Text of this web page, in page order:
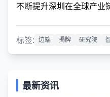
不断提升深圳在全球产业
标签: 边端 揭牌 研究院
最新资讯